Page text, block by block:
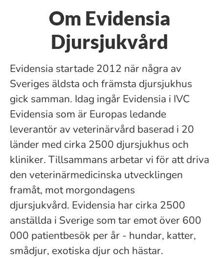
Om Evidensia
Djursjukvård
Evidensia startade 2012 när några av
Sveriges äldsta och främsta djursjukhus
gick samman. Idag ingår Evidensia i IVC
Evidensia som är Europas ledande
leverantör av veterinärvård baserad i 20
länder med cirka 2500 djursjukhus och
kliniker. Tillsammans arbetar vi för att driva
den veterinärmedicinska utvecklingen
framåt, mot morgondagens
djursjukvård. Evidensia har cirka 2500
anställda i Sverige som tar emot över 600
000 patientbesök per år - hundar, katter,
smådjur, exotiska djur och hästar.